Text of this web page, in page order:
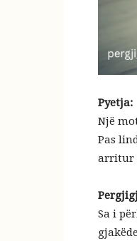
Pyetja:
Një
Pas
arritur
Sa i